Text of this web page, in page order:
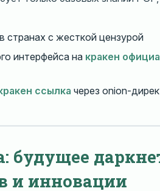
в странах с жесткой цензурой
интерфейса на кракен
ссылка через onion-
будущее
и инновации